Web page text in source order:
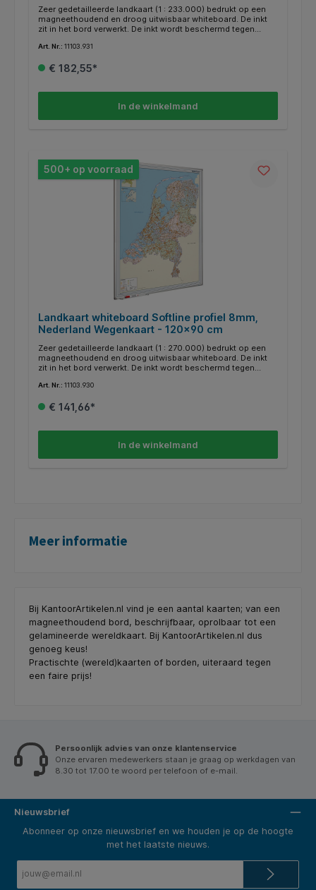
Zeer gedetailleerde landkaart (1 : 233.000) bedrukt op een
magneethoudend en droog uitwisbaar whiteboard. De inkt
zit in het bord verwerkt. De inkt wordt beschermd tegen
aanvraag. Voorzien van geanodiseerd softline profiel.
Art. Nr.: 11103.931
€ 182,55*
In de winkelmand
500+ op voorraad
Landkaart whiteboard Softline profiel 8mm,
Nederland Wegenkaart - 120x90 cm
Zeer gedetailleerde landkaart (1 : 270.000) bedrukt op een
magneethoudend en droog uitwisbaar whiteboard. De inkt
zit in het bord verwerkt. De inkt wordt beschermd tegen
aanvraag. Voorzien van geanodiseerd softline profiel.
Art. Nr.: 11103.930
€ 141,66*
In de winkelmand
Meer informatie
Bij KantoorArtikelen.nl vind je een aantal kaarten; van een
magneethoudend bord, beschrijfbaar, oprolbaar tot een
gelamineerde wereldkaart. Bij KantoorArtikelen.nl dus
genoeg keus!
Practischte (wereld)kaarten of borden, uiteraard tegen
een faire prijs!
Persoonlijk advies van onze klantenservice
Onze ervaren medewerkers staan je graag op werkdagen van
8.30 tot 17.00 te woord per telefoon of e-mail.
Nieuwsbrief
Abonneer op onze nieuwsbrief en we houden je op de hoogte
met het laatste nieuws.